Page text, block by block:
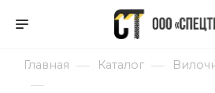
Главная — Каталог —
—